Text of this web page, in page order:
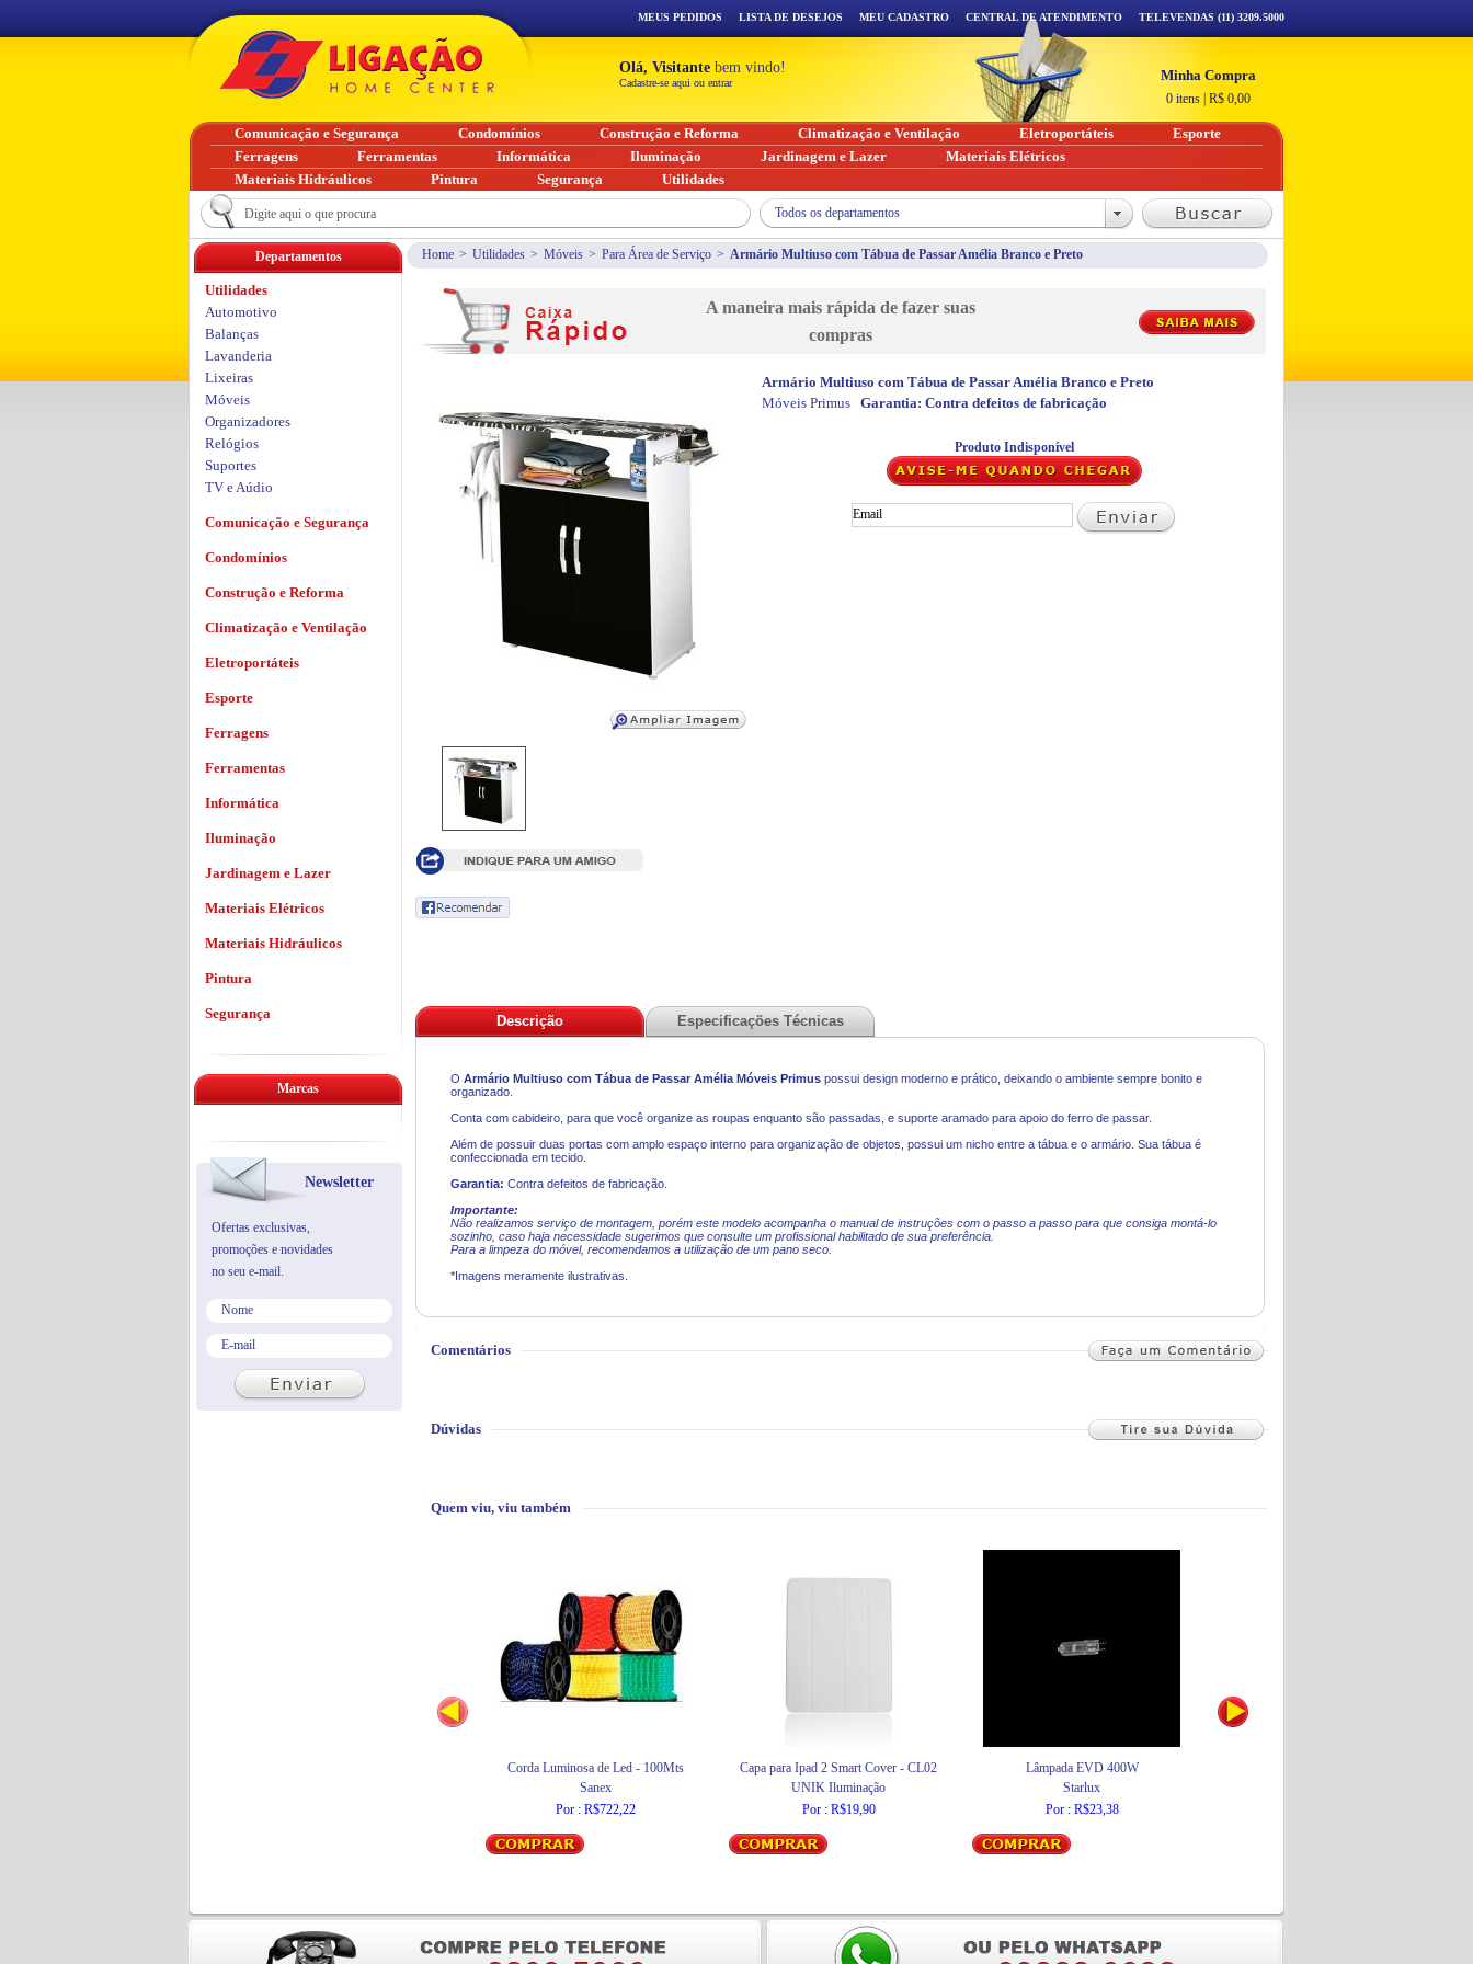
Home > Utilidades > Móveis > Para Área de Serviço > Armário Multiuso com Tábua de Passar Amélia Branco e Preto
A maneira mais rápida de fazer suas
compras
Armário Multiuso com Tábua de Passar Amélia Branco e Preto
Móveis Primus Garantia: Contra defeitos de fabricação
Produto Indisponível
Descrição Especificações Técnicas
O Armário Multiuso com Tábua de Passar Amélia Móveis Primus possui design moderno e prático, deixando o ambiente sempre bonito e
organizado.
Conta com cabideiro, para que você organize as roupas enquanto são passadas, e suporte aramado para apoio do ferro de passar.
Além de possuir duas portas com amplo espaço interno para organização de objetos, possui um nicho entre a tábua e o armário. Sua tábua é
confeccionada em tecido.
Garantia: Contra defeitos de fabricação.
Importante:
Não realizamos serviço de montagem, porém este modelo acompanha o manual de instruções com o passo a passo para que consiga montá-lo
sozinho, caso haja necessidade sugerimos que consulte um profissional habilitado de sua preferência.
Para a limpeza do móvel, recomendamos a utilização de um pano seco.
*Imagens meramente ilustrativas.
Comentários
Dúvidas
Quem viu, viu também
Corda Luminosa de Led - 100Mts
Sanex
Por : R$722,22
Capa para Ipad 2 Smart Cover - CL02
UNIK Iluminação
Por : R$19,90
Lâmpada EVD 400W
Starlux
Por : R$23,38
Departamentos
Utilidades
Automotivo
Balanças
Lavanderia
Lixeiras
Móveis
Organizadores
Relógios
Suportes
TV e Aúdio
Comunicação e Segurança
Condomínios
Construção e Reforma
Climatização e Ventilação
Eletroportáteis
Esporte
Ferragens
Ferramentas
Informática
Iluminação
Jardinagem e Lazer
Materiais Elétricos
Materiais Hidráulicos
Pintura
Segurança
Marcas
Newsletter
Ofertas exclusivas,
promoções e novidades
no seu e-mail.
MEUS PEDIDOS LISTA DE DESEJOS MEU CADASTRO CENTRAL DE ATENDIMENTO TELEVENDAS (11) 3209.5000
Olá, Visitante bem vindo!
Cadastre-se aqui ou entrar Minha Compra
0 itens R$ 0,00
Comunicação e Segurança Condomínios Construção e Reforma Climatização e Ventilação Eletroportáteis
Esporte
Ferragens
Ferramentas Informática Iluminação Jardinagem e Lazer
Materiais Elétricos
Materiais Hidráulicos
Pintura Segurança Utilidades
Todos os departamentos